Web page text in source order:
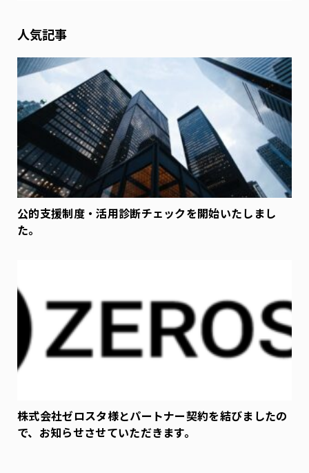
人気記事
公的支援制度・活用診断チェックを開始いたしまし
た。
株式会社ゼロスタ様とパートナー契約を結びましたの
で、お知らせさせていただきます。